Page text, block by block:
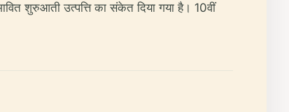
शुरुआती उत्पत्ति का संकेत दिया गया है। 10वीं